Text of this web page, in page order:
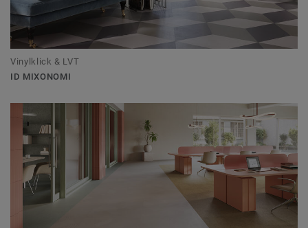
Vinylklick & LVT
ID MIXONOMI